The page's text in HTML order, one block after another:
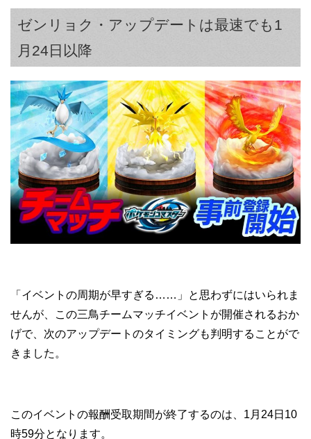
ゼンリョク・アップデートは最速でも1
月24日以降
「イベントの周期が早すぎる……」と思わずにはいられま
せんが、この三鳥チームマッチイベントが開催されるおか
げで、次のアップデートのタイミングも判明することがで
きました。
このイベントの報酬受取期間が終了するのは、1月24日10
時59分となります。